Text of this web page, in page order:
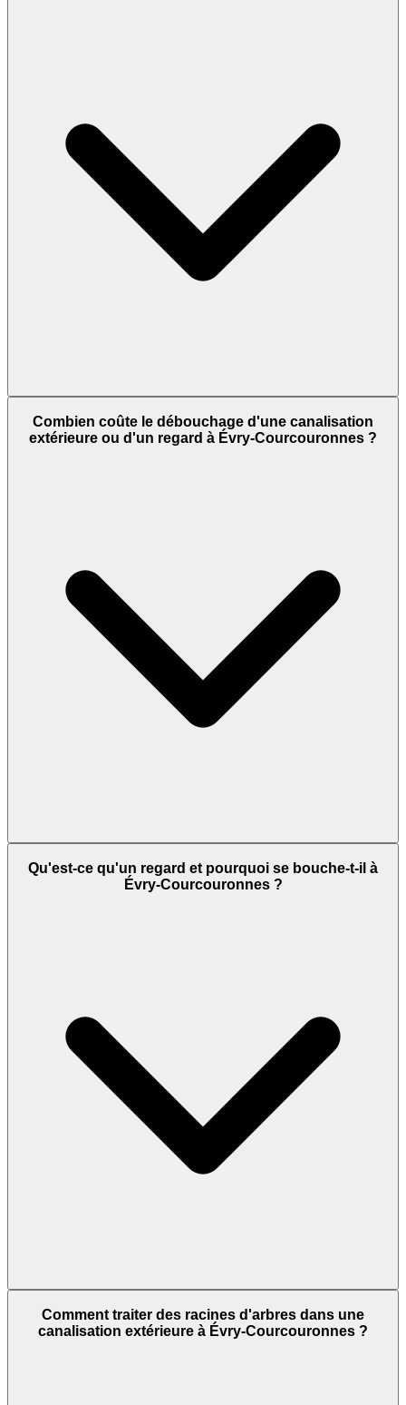
Combien coûte le débouchage d'une canalisation
extérieure ou d'un regard à Évry-Courcouronnes ?
Qu'est-ce qu'un regard et pourquoi se bouche-t-il à
Évry-Courcouronnes ?
Comment traiter des racines d'arbres dans une
canalisation extérieure à Évry-Courcouronnes ?